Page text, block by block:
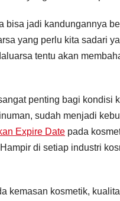
bisa jadi kandungannya
yang perlu kita sadari
tentu akan
penting bagi kondisi
sudah menjadi
Expire Date pada
di setiap industri
kemasan kosmetik,